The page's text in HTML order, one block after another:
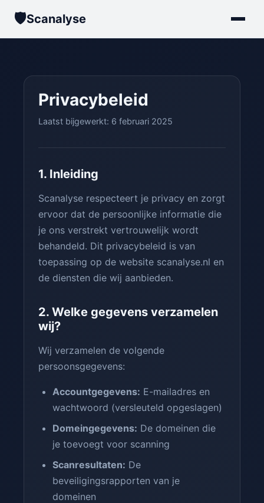
🛡️Scanalyse
Privacybeleid
Laatst bijgewerkt: 6 februari 2025
1. Inleiding
Scanalyse respecteert je privacy en zorgt
ervoor dat de persoonlijke informatie die
je ons verstrekt vertrouwelijk wordt
behandeld. Dit privacybeleid is van
toepassing op de website scanalyse.nl en
de diensten die wij aanbieden.
2. Welke gegevens verzamelen
wij?
Wij verzamelen de volgende
persoonsgegevens:
Accountgegevens: E-mailadres en
wachtwoord (versleuteld opgeslagen)
Domeingegevens: De domeinen die
je toevoegt voor scanning
Scanresultaten: De
beveiligingsrapporten van je
domeinen